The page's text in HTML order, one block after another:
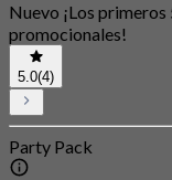
Nuevo ¡Los
promocionales!
5.0(4)
Party Pack